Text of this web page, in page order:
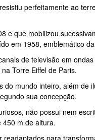
perfeitamente ao
e que mobilizou
em 1958, emblemático
de televisão em
Torre Eiffel de Paris.
do mundo inteiro, além de
sua concepção.
não possui nem
m de altura.
para